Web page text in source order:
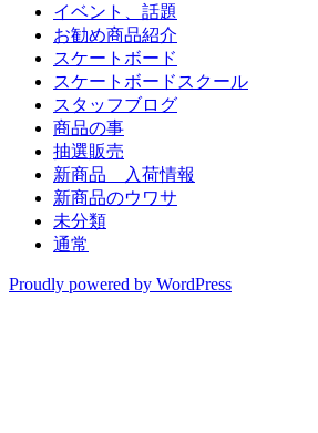
イベント、話題
お勧め商品紹介
スケートボード
スケートボードスクール
スタッフブログ
商品の事
抽選販売
新商品 入荷情報
新商品のウワサ
未分類
通常
Proudly powered by WordPress